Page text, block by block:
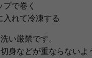
で巻く
れて冷凍する
い厳禁です。
身などが重ならないよ